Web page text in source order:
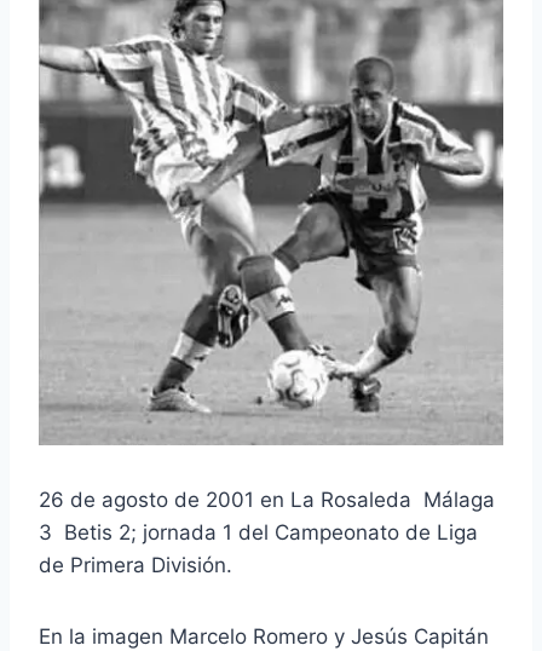
26 de agosto de 2001 en La Rosaleda Málaga
3 Betis 2; jornada 1 del Campeonato de Liga
de Primera División.
En la imagen Marcelo Romero y Jesús Capitán